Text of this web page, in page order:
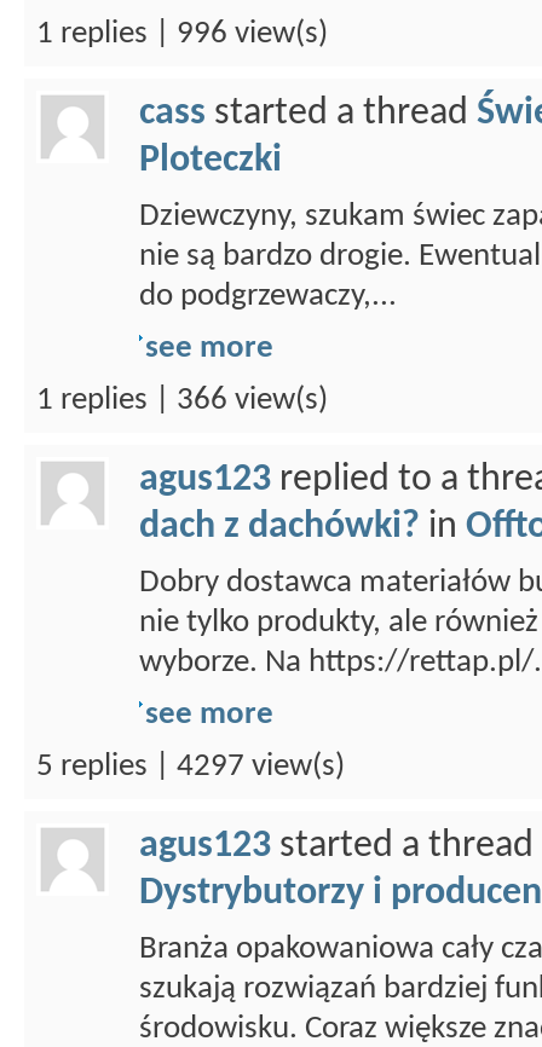
1 replies | 996 view(s)
cass started a thread
Ploteczki
Dziewczyny, szukam świec
nie są bardzo drogie.
do podgrzewaczy,...
see more
1 replies | 366 view(s)
agus123 replied to a
dach z dachówki? in
Dobry dostawca materiałów
nie tylko produkty, ale
wyborze. Na https://rettap.pl/
see more
5 replies | 4297 view(s)
agus123 started a thread
Dystrybutorzy i
Branża opakowaniowa cały
szukają rozwiązań bardziej
środowisku. Coraz większe